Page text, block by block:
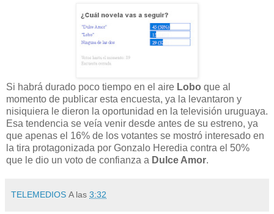
Si habrá durado poco tiempo en el aire Lobo que al
momento de publicar esta encuesta, ya la levantaron y
nisiquiera le dieron la oportunidad en la televisión uruguaya.
Esa tendencia se veía venir desde antes de su estreno, ya
que apenas el 16% de los votantes se mostró interesado en
la tira protagonizada por Gonzalo Heredia contra el 50%
que le dio un voto de confianza a Dulce Amor.
TELEMEDIOS A las 3:32